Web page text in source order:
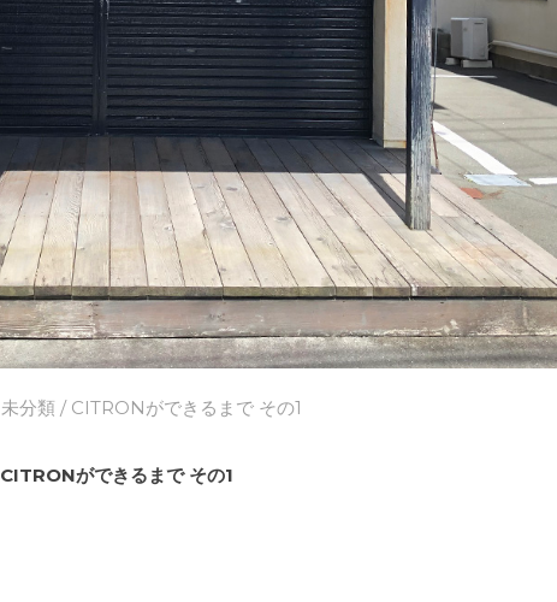
未分類/ CITRONができるまで その1
CITRONができるまで その1